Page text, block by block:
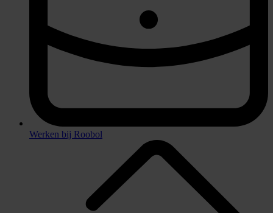
Werken bij Roobol